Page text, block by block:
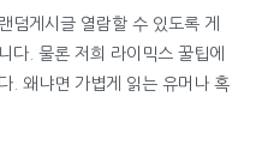
덤게시글 열람할 수 있도록 게
다. 물론 저희 라이믹스 꿀팁에
. 왜냐면 가볍게 읽는 유머나 혹